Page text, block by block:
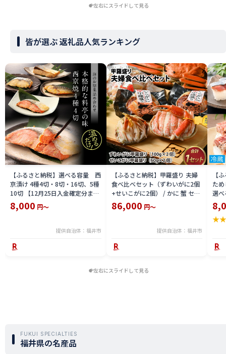
左右にスライドして見る
皆が選ぶ 返礼品人気ランキング
【ふるさと納税】選べる容量 西
京漬け 4種4切・8切・16切、5種
10切 【12月25日入金確定分まで
「年内発送」「年内配送」「年内
お届け」】/ レンジで温めるだけ
8,000 円～
提供自治体：福井市
【ふるさと納税】甲羅盛り 夫婦
食べ比べセット（ずわいがに2個
+せいこがに2個） / かに 蟹 セイ
コ ずわい ズワイ 内子 外子 国産
冷凍 冬 冬の味覚 珍味 グルメ 国
86,000 円～
提供自治体：福井市
【
た
選
鯖
用
テラ
★
左右にスライドして見る
FUKUI SPECIALTIES
福井県の名産品